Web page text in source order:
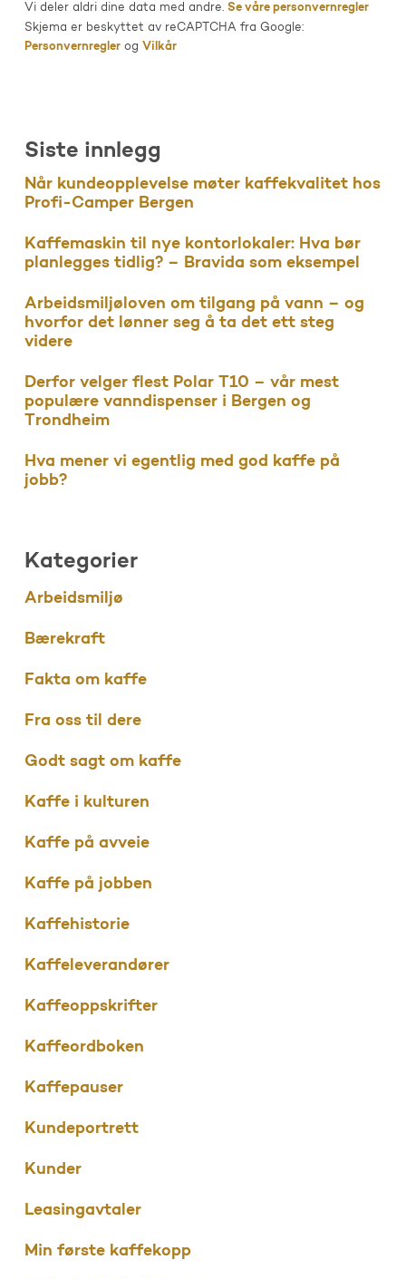
Vi deler aldri dine data med andre. Se våre personvernregler
Skjema er beskyttet av reCAPTCHA fra Google:
Personvernreglerog Vilkår
Siste innlegg
Når kundeopplevelse møter kaffekvalitet hos
Profi-Camper Bergen
Kaffemaskin til nye kontorlokaler: Hva bør
planlegges tidlig? – Bravida som eksempel
Arbeidsmiljøloven om tilgang på vann – og
hvorfor det lønner seg å ta det ett steg
videre
Derfor velger flest Polar T10 – vår mest
populære vanndispenser i Bergen og
Trondheim
Hva mener vi egentlig med god kaffe på
jobb?
Kategorier
Arbeidsmiljø
Bærekraft
Fakta om kaffe
Fra oss til dere
Godt sagt om kaffe
Kaffe i kulturen
Kaffe på avveie
Kaffe på jobben
Kaffehistorie
Kaffeleverandører
Kaffeoppskrifter
Kaffeordboken
Kaffepauser
Kundeportrett
Kunder
Leasingavtaler
Min første kaffekopp